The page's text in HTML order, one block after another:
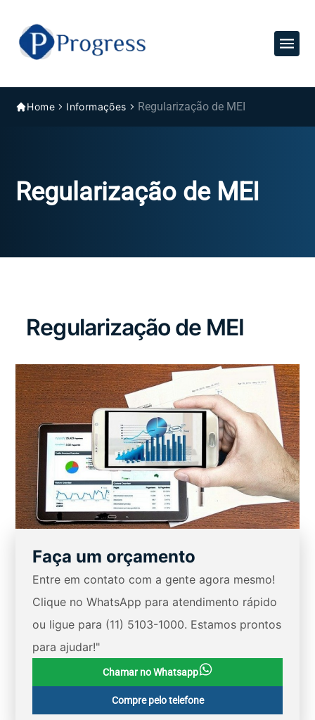
Home Informações Regularização de MEI
Regularização de MEI
Regularização de MEI
Faça um orçamento
Entre em contato com a gente agora mesmo!
Clique no WhatsApp para atendimento rápido
ou ligue para (11) 5103-1000. Estamos prontos
para ajudar!"
Chamar no Whatsapp
Compre pelo telefone